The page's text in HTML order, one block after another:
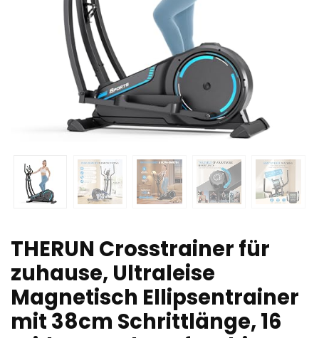
THERUN Crosstrainer für
zuhause, Ultraleise
Magnetisch Ellipsentrainer
mit 38cm Schrittlänge, 16